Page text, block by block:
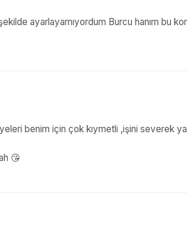
ayarlayamıyordum Burcu hanım bu
benim için çok kıymetli ,işini severek
😘